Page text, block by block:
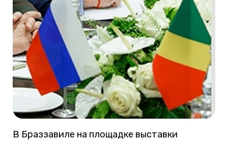
В Браззавиле на площадке выставки